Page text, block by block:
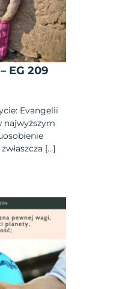
EG 209
Evangelii
najwyższym
[…]